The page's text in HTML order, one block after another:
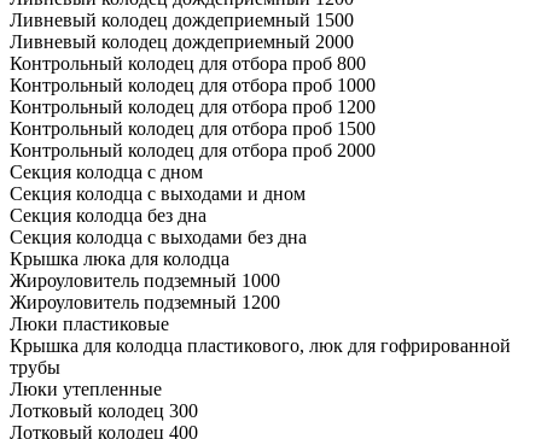
Ливневый колодец дождеприемный 1500
Ливневый колодец дождеприемный 2000
Контрольный колодец для отбора проб 800
Контрольный колодец для отбора проб 1000
Контрольный колодец для отбора проб 1200
Контрольный колодец для отбора проб 1500
Контрольный колодец для отбора проб 2000
Секция колодца с дном
Секция колодца с выходами и дном
Секция колодца без дна
Секция колодца с выходами без дна
Крышка люка для колодца
Жироуловитель подземный 1000
Жироуловитель подземный 1200
Люки пластиковые
Крышка для колодца пластикового, люк для гофрированной
трубы
Люки утепленные
Лотковый колодец 300
Лотковый колодец 400